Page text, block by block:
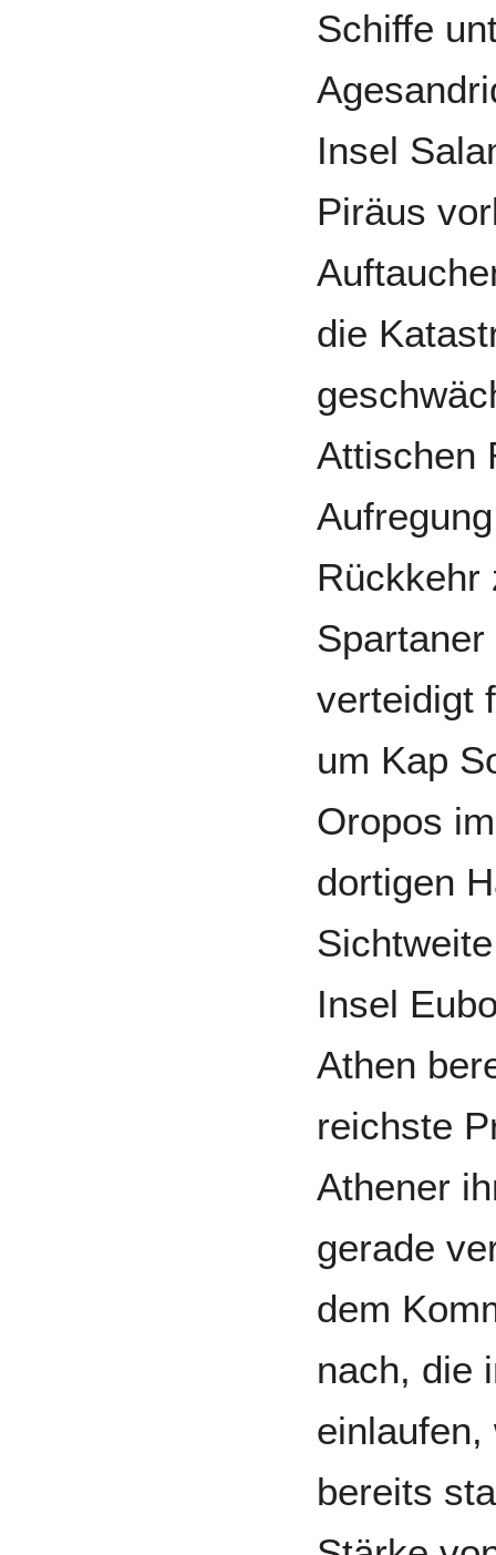
Schiffe
Insel
Piräus
die
Attischen
Rückkehr
verteidigt
um Kap
Oropos
dortigen
Insel
Athen
reichste
Athener
gerade
dem
nach, die
bereits